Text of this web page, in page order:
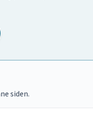
siden.